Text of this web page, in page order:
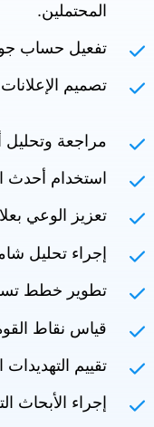
المحتملين.
تفعيل حساب
تصميم
مراجعة وتحليل
استخدام أحدث
تعزيز الوعي
إجراء تحليل
تطوير خطط
قياس نقاط
تقييم
إجراء الأبحاث